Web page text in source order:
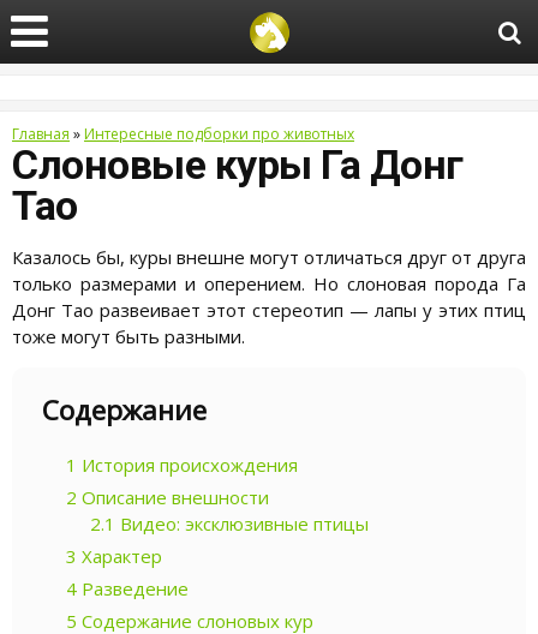
Главная »Интересные подборки про животных
Слоновые куры Га Донг
Тао
Казалось бы, куры внешне могут отличаться друг от друга
только размерами и оперением. Но слоновая порода Га
Донг Тао развеивает этот стереотип — лапы у этих птиц
тоже могут быть разными.
Содержание
1 История происхождения
2 Описание внешности
2.1 Видео: эксклюзивные птицы
3 Характер
4 Разведение
5 Содержание слоновых кур